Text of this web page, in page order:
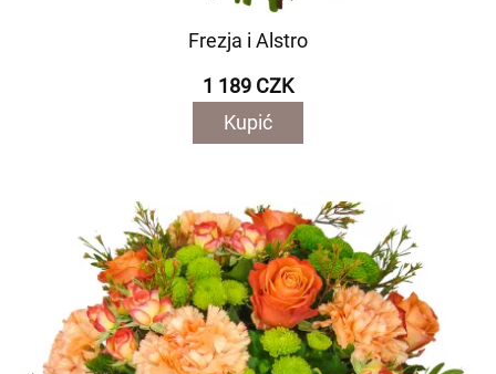
Frezja i Alstro
1 189 CZK
Kupić